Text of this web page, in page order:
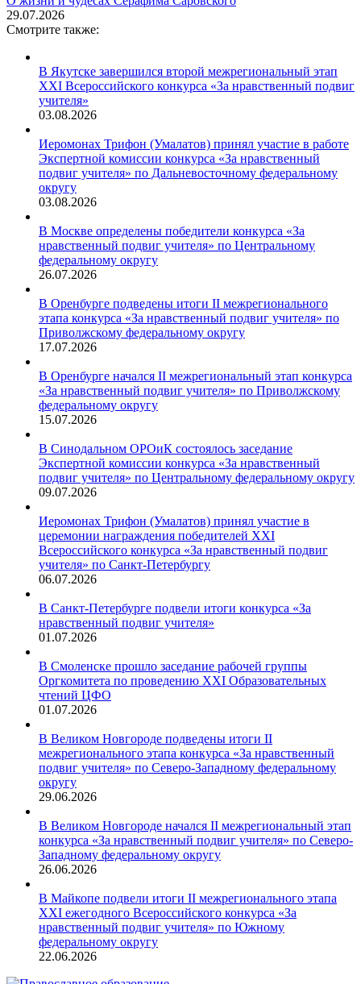
29.07.2026
Смотрите также:
В Якутске завершился второй межрегиональный этап
XXI Всероссийского конкурса «За нравственный подвиг
учителя»
03.08.2026
Иеромонах Трифон (Умалатов) принял участие в работе
Экспертной комиссии конкурса «За нравственный
подвиг учителя» по Дальневосточному федеральному
округу
03.08.2026
В Москве определены победители конкурса «За
нравственный подвиг учителя» по Центральному
федеральному округу
26.07.2026
В Оренбурге подведены итоги II межрегионального
этапа конкурса «За нравственный подвиг учителя» по
Приволжскому федеральному округу
17.07.2026
В Оренбурге начался II межрегиональный этап конкурса
«За нравственный подвиг учителя» по Приволжскому
федеральному округу
15.07.2026
В Синодальном ОРОиК состоялось заседание
Экспертной комиссии конкурса «За нравственный
подвиг учителя» по Центральному федеральному округу
09.07.2026
Иеромонах Трифон (Умалатов) принял участие в
церемонии награждения победителей XXI
Всероссийского конкурса «За нравственный подвиг
учителя» по Санкт-Петербургу
06.07.2026
В Санкт-Петербурге подвели итоги конкурса «За
нравственный подвиг учителя»
01.07.2026
В Смоленске прошло заседание рабочей группы
Оргкомитета по проведению XXI Образовательных
чтений ЦФО
01.07.2026
В Великом Новгороде подведены итоги II
межрегионального этапа конкурса «За нравственный
подвиг учителя» по Северо-Западному федеральному
округу
29.06.2026
В Великом Новгороде начался II межрегиональный этап
конкурса «За нравственный подвиг учителя» по Северо-
Западному федеральному округу
26.06.2026
В Майкопе подвели итоги II межрегионального этапа
XXI ежегодного Всероссийского конкурса «За
нравственный подвиг учителя» по Южному
федеральному округу
22.06.2026